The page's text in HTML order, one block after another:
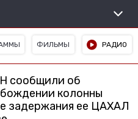
ФИЛЬМЫ РАДИО
сообщили об
колонны
задержания ее ЦАХАЛ